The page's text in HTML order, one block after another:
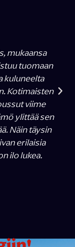
mukaansa
tuomaan
kuluneelta
Kotimaisten
viime
ylittää sen
Näin täysin
erilaisia
ilo lukea.